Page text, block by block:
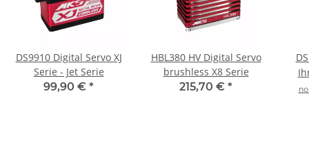
DS9910 Digital Servo XJ
Serie - Jet Serie
99,90 € *
HBL380 HV Digital Servo
brushless X8 Serie
215,70 € *